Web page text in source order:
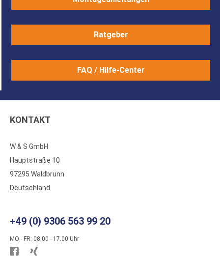
Ratgeber
FAQ / Hilfe-Center
KONTAKT
W & S GmbH
Hauptstraße 10
97295 Waldbrunn
Deutschland
+49 (0) 9306 563 99 20
MO - FR: 08.00 - 17.00 Uhr
Besuchen